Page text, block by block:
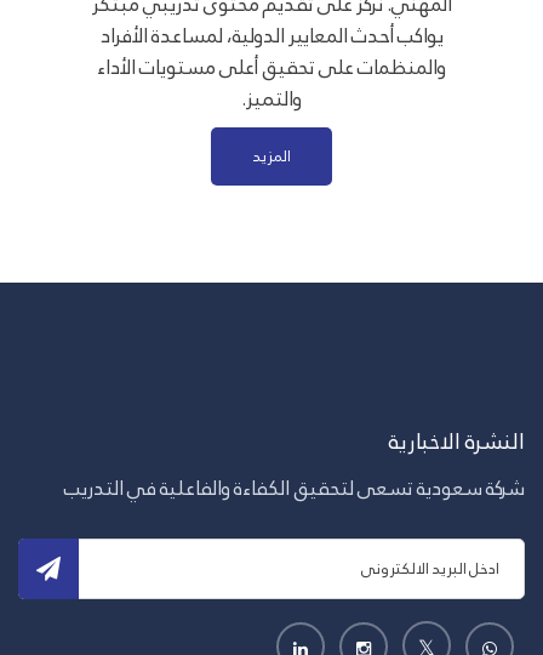
يواكب أحدث المعايير الدولية، لمساعدة الأفراد
والمنظمات على تحقيق أعلى مستويات الأداء
والتميز.
المزيد
النشرة الاخبارية
شركة سعودية تسعى لتحقيق الكفاءة والفاعلية في التدريب